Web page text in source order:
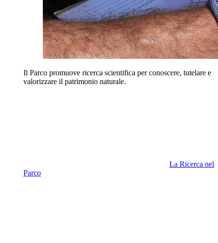
Il Parco promuove ricerca scientifica per conoscere, tutelare e
valorizzare il patrimonio naturale.
La Ricerca nel
Parco